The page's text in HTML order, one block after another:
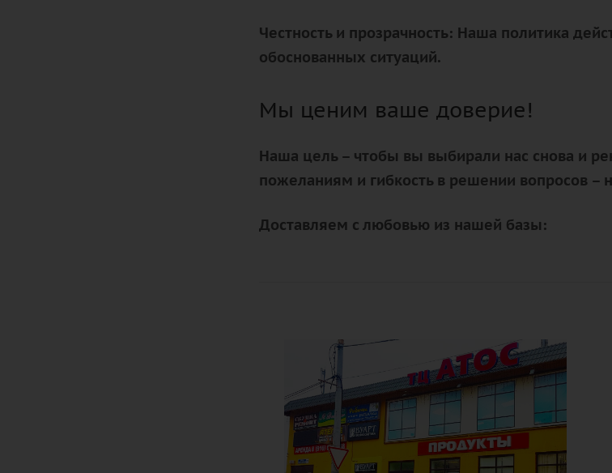
Честность и прозрачность: Наша политика
обоснованных ситуаций.
Мы ценим ваше доверие!
Наша цель – чтобы вы выбирали нас снова и
пожеланиям и гибкость в решении вопросов –
Доставляем с любовью из нашей базы: